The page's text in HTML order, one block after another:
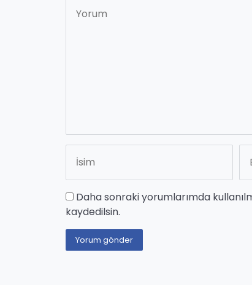
Daha sonraki yorumlarımda
kaydedilsin.